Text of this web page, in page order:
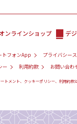
ンラインショップ デ
トフォンApp
プライバシー
ー
利用約款 お問い合わ
トメント、クッキーポリシー、利用約款